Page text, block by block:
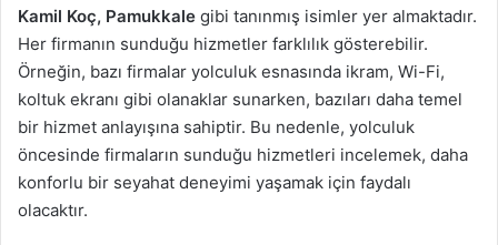
Kamil Koç, Pamukkale gibi tanınmış isimler yer almaktadır.
Her firmanın sunduğu hizmetler farklılık gösterebilir.
Örneğin, bazı firmalar yolculuk esnasında ikram, Wi-Fi,
koltuk ekranı gibi olanaklar sunarken, bazıları daha temel
bir hizmet anlayışına sahiptir. Bu nedenle, yolculuk
öncesinde firmaların sunduğu hizmetleri incelemek, daha
konforlu bir seyahat deneyimi yaşamak için faydalı
olacaktır.